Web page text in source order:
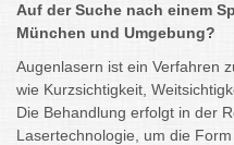
Auf der Suche nach einem
München und Umgebung?
Augenlasern ist ein Verfahren
wie Kurzsichtigkeit,
Die Behandlung erfolgt in der
Lasertechnologie, um die